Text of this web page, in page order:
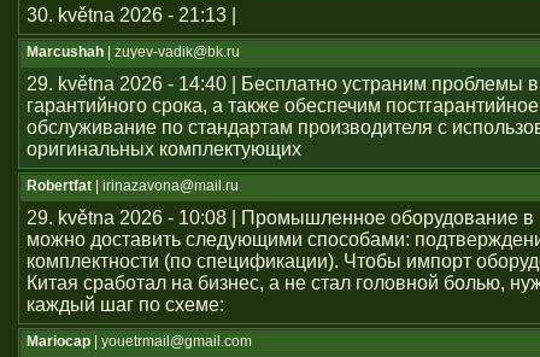
30. května 2026 - 21:13 |
Marcushah | zuyev-vadik@bk.ru
29. května 2026 - 14:40 | Бесплатно устраним проблемы
гарантийного срока, а также обеспечим постгарантийное
обслуживание по стандартам производителя с
оригинальных комплектующих
Robertfat | irinazavona@mail.ru
29. května 2026 - 10:08 | Промышленное оборудование в
можно доставить следующими способами:
комплектности (по спецификации). Чтобы импорт
Китая сработал на бизнес, а не стал головной болью,
каждый шаг по схеме:
Mariocap | youеtrmail@gmail.com